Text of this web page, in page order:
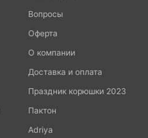
Вопросы
Оферта
О компании
Доставка и оплата
Праздник корюшки 2023
Пактон
Adriya